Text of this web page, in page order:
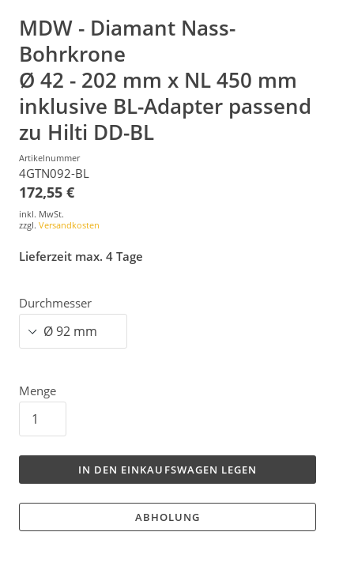
MDW - Diamant Nass-
Bohrkrone
Ø 42 - 202 mm x NL 450 mm
inklusive BL-Adapter passend
zu Hilti DD-BL
Artikelnummer
4GTN092-BL
172,55 €
inkl. MwSt.
zzgl. Versandkosten
Lieferzeit max. 4 Tage
Durchmesser
Menge
IN DEN EINKAUFSWAGEN LEGEN
ABHOLUNG